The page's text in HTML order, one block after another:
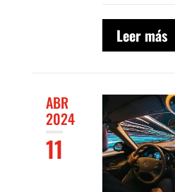
Leer más
ABR
2024
11